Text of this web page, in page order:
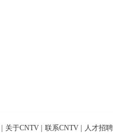
关于CNTV 联系CNTV 人才招聘